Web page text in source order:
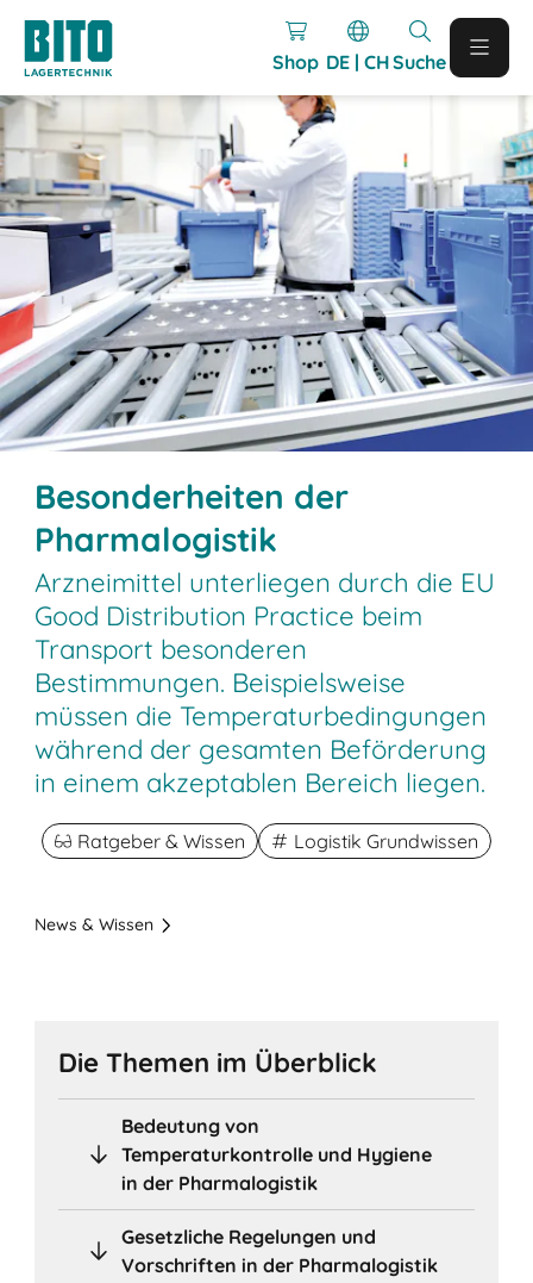
Shop DE | CHSuche
Besonderheiten der
Pharmalogistik
Arzneimittel unterliegen durch die EU
Good Distribution Practice beim
Transport besonderen
Bestimmungen. Beispielsweise
müssen die Temperaturbedingungen
während der gesamten Beförderung
in einem akzeptablen Bereich liegen.
Ratgeber & Wissen Logistik Grundwissen
News & Wissen
Die Themen im Überblick
Bedeutung von
Temperaturkontrolle und Hygiene
in der Pharmalogistik
Gesetzliche Regelungen und
Vorschriften in der Pharmalogistik